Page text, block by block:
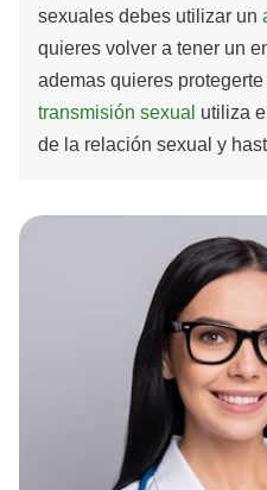
sexuales debes utilizar un
quieres volver a tener un
ademas quieres
transmisión sexual utiliza el
de la relación sexual y